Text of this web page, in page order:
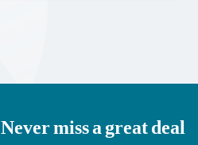
Never miss a great deal